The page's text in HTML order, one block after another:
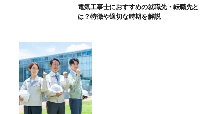
電気工事士におすすめの就職先・転職先と
は？特徴や適切な時期を解説